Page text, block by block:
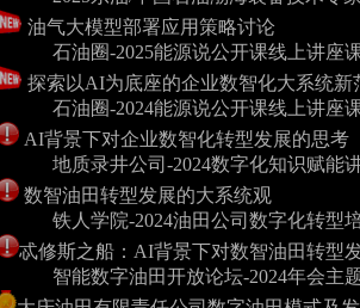
油气大模型部署应用策略讨论
圈-2025能源说公开课线上讲座
探索以AI为底座的企业数智化大系统新
圈-2024能源说公开课线上讲座
AI背景下对企业数智化转型发展的思考
录井公司-2024数字化知识赋能
数智油田转型发展的大系统观
学院-2024油田公司数字化转型
忒修斯之船：AI背景下对数智油田转型
数字油田开放论坛-2024年会主